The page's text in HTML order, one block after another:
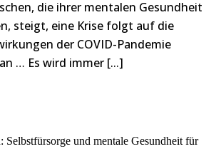
die ihrer mentalen Gesundheit
steigt, eine Krise folgt auf die
der COVID-Pandemie
… Es wird immer [...]